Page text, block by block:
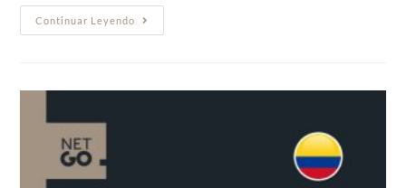
Continuar Leyendo